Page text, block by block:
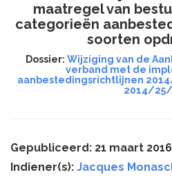
maatregel van
categorieën
soorten
Dossier: Wijziging van de
verband met de
aanbestedingsrichtlijnen
2014/25/
Gepubliceerd: 21 maart 2016
Indiener(s): Jacques